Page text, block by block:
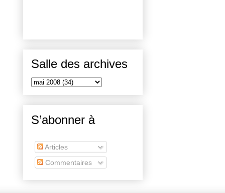
Salle des archives
S’abonner à
Articles
Commentaires